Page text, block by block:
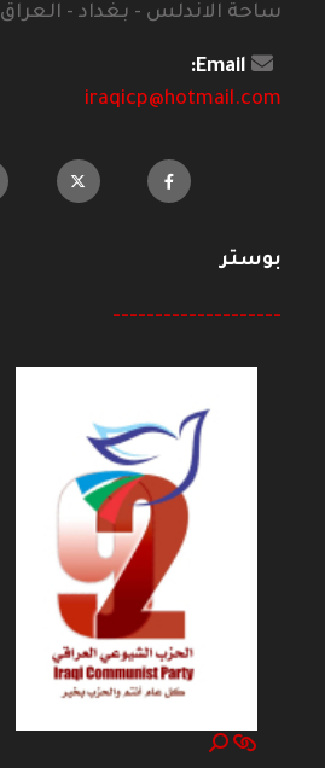
ساحة الاندلس - بغداد - العراق
Email:
iraqicp@hotmail.com
بوستر
--------------------